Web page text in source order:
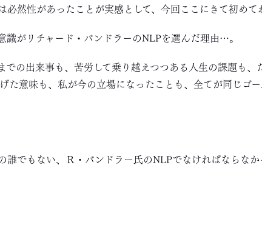
然性があったことが実感として、今回ここにきて初めて
がリチャード・バンドラーのNLPを選んだ理由…。
の出来事も、苦労して乗り越えつつある人生の課題も、
た意味も、私が今の立場になったことも、全てが同じゴ
でもない、Ｒ・バンドラー氏のNLPでなければならな